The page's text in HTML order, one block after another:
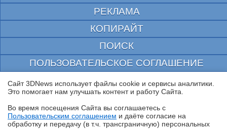
РЕКЛАМА
КОПИРАЙТ
ПОИСК
ПОЛЬЗОВАТЕЛЬСКОЕ СОГЛАШЕНИЕ
ЗАЩИЩЕНО CURATOR
© 1997—2026 Электронное периодическое издание "3ДНьюс" | Свидетельство о
выдано Федеральной Службой по надзору за соблюдением законодательства в сфере
массовых коммуникаций и охране культурного наследия
При цитировании документа ссылка на сайт с указанием автора обязательна. Полное
Сайт 3DNews использует файлы cookie и сервисы аналитики.
Это помогает нам улучшать контент и работу Cайта.
Во время посещения Cайта вы соглашаетесь с
Пользовательским соглашением и даёте согласие на
обработку и передачу (в т.ч. трансграничную) персональных